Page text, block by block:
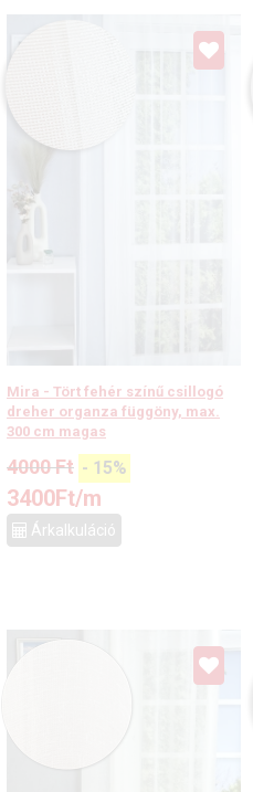
Mira - Tört fehér színű csillogó
dreher organza függöny, max.
300 cm magas
4000Ft - 15%
3400Ft/m
Árkalkuláció